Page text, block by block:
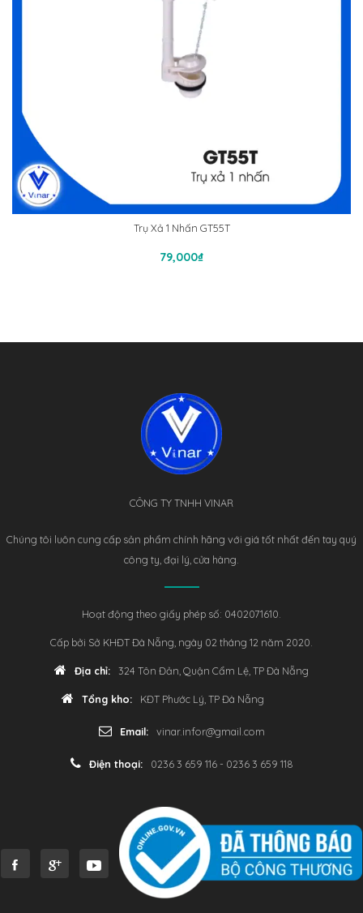
Trụ Xả 1 Nhấn GT55T
79,000₫
Thêm Vào Giỏ Hàng
CÔNG TY TNHH VINAR
Chúng tôi luôn cung cấp sản phẩm chính hãng với giá tốt nhất đến tay quý
công ty, đại lý, cửa hàng.
Hoạt động theo giấy phép số: 0402071610.
Cấp bởi Sở KHĐT Đà Nẵng, ngày 02 tháng 12 năm 2020.
Địa chỉ: 324 Tôn Đản, Quận Cẩm Lệ, TP Đà Nẵng
Tổng kho: KĐT Phước Lý, TP Đà Nẵng
Email: vinar.infor@gmail.com
Điện thoại: 0236 3 659 116 - 0236 3 659 118